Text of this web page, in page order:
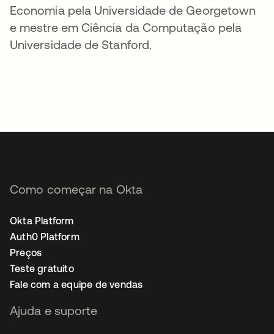
Economia pela Universidade de Georgetown
e mestre em Ciência da Computação pela
Universidade de Stanford.
Como começar na Okta
Okta Platform
Auth0 Platform
Preços
Teste gratuito
Fale com a equipe de vendas
Ajuda e suporte